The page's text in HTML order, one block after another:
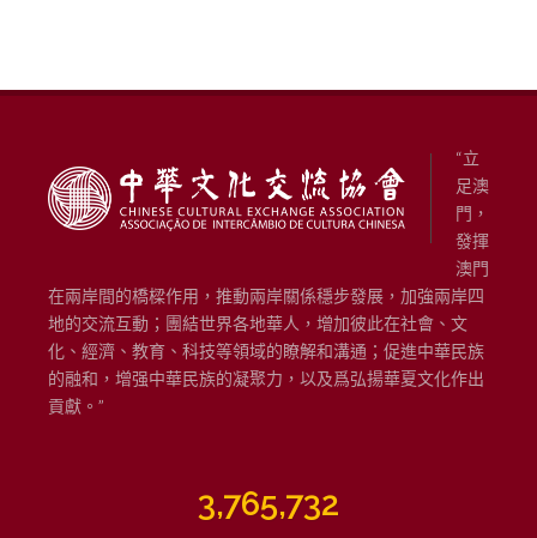
“立
足澳
門，
發揮
澳門
在兩岸間的橋樑作用，推動兩岸關係穩步發展，加強兩岸四
地的交流互動；團結世界各地華人，增加彼此在社會、文
化、經濟、教育、科技等領域的瞭解和溝通；促進中華民族
的融和，增强中華民族的凝聚力，以及爲弘揚華夏文化作出
貢獻。”
3,765,732